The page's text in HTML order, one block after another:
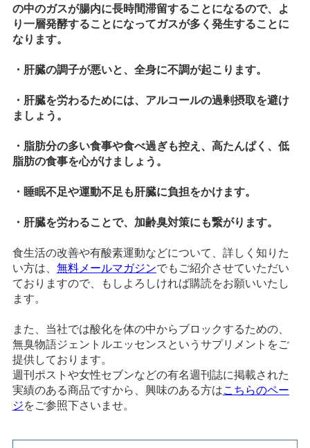
の中のガスが腸内に長時間滞留することになるので、よ
り一層発酵することになってガスが多く発生することに
なります。
・肝臓の調子が悪いと、全身に不調が起こります。
・肝臓を労わるためには、アルコールの過剰摂取を避け
ましょう。
・脂肪分の多い食事や食べ過ぎも控え、高たんぱく、低
脂肪の食事を心がけましょう。
・睡眠不足や運動不足も肝臓に負担をかけます。
・肝臓を労わることで、加齢臭対策にも繋がります。
食生活の改善や有酸素運動などについて、詳しく知りた
い方は、 無料メールマガジンでもご紹介させていただい
ておりますので、もしよろしければ購読をお願いいたし
ます。
また、当社では酸化を体の中からブロックするための、
無臭物語ジェントルエッセンスというサプリメントをご
提供しております。
週刊ポストや女性セブンなどの有名週刊誌に掲載された
実績のある商品ですから、興味のある方はこちらのペー
ジをご参照下さいませ。